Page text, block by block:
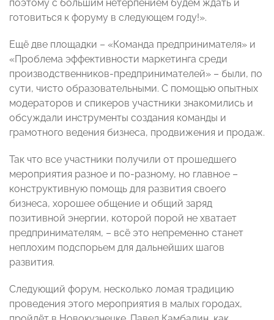
поэтому с большим нетерпением будем ждать и
готовиться к форуму в следующем году!».
Ещё две площадки – «Команда предпринимателя» и
«Проблема эффективности маркетинга среди
производственников-предпринимателей» – были, по
сути, чисто образовательными. С помощью опытных
модераторов и спикеров участники знакомились и
обсуждали инструменты создания команды и
грамотного ведения бизнеса, продвижения и продаж.
Так что все участники получили от прошедшего
мероприятия разное и по-разному, но главное –
конструктивную помощь для развития своего
бизнеса, хорошее общение и общий заряд
позитивной энергии, которой порой не хватает
предпринимателям, – всё это непременно станет
неплохим подспорьем для дальнейших шагов
развития.
Следующий форум, несколько ломая традицию
проведения этого мероприятия в малых городах,